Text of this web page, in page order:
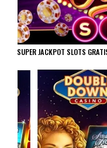
SUPER JACKPOT SLOTS